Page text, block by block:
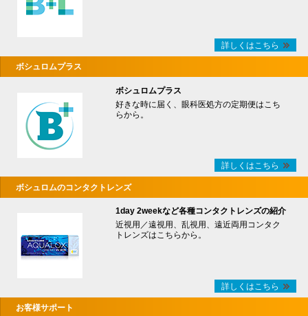
詳しくはこちら
ボシュロムプラス
ボシュロムプラス
好きな時に届く、眼科医処方の定期便はこち
らから。
詳しくはこちら
ボシュロムのコンタクトレンズ
1day 2weekなど各種コンタクトレンズの紹介
近視用／遠視用、乱視用、遠近両用コンタク
トレンズはこちらから。
詳しくはこちら
お客様サポート